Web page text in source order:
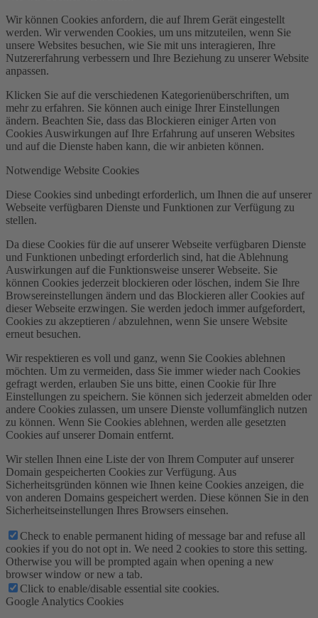
Wir können Cookies anfordern, die auf Ihrem Gerät eingestellt
werden. Wir verwenden Cookies, um uns mitzuteilen, wenn Sie
unsere Websites besuchen, wie Sie mit uns interagieren, Ihre
Nutzererfahrung verbessern und Ihre Beziehung zu unserer Website
anpassen.
Klicken Sie auf die verschiedenen Kategorienüberschriften, um
mehr zu erfahren. Sie können auch einige Ihrer Einstellungen
ändern. Beachten Sie, dass das Blockieren einiger Arten von
Cookies Auswirkungen auf Ihre Erfahrung auf unseren Websites
und auf die Dienste haben kann, die wir anbieten können.
Notwendige Website Cookies
Diese Cookies sind unbedingt erforderlich, um Ihnen die auf unserer
Webseite verfügbaren Dienste und Funktionen zur Verfügung zu
stellen.
Da diese Cookies für die auf unserer Webseite verfügbaren Dienste
und Funktionen unbedingt erforderlich sind, hat die Ablehnung
Auswirkungen auf die Funktionsweise unserer Webseite. Sie
können Cookies jederzeit blockieren oder löschen, indem Sie Ihre
Browsereinstellungen ändern und das Blockieren aller Cookies auf
dieser Webseite erzwingen. Sie werden jedoch immer aufgefordert,
Cookies zu akzeptieren / abzulehnen, wenn Sie unsere Website
erneut besuchen.
Wir respektieren es voll und ganz, wenn Sie Cookies ablehnen
möchten. Um zu vermeiden, dass Sie immer wieder nach Cookies
gefragt werden, erlauben Sie uns bitte, einen Cookie für Ihre
Einstellungen zu speichern. Sie können sich jederzeit abmelden oder
andere Cookies zulassen, um unsere Dienste vollumfänglich nutzen
zu können. Wenn Sie Cookies ablehnen, werden alle gesetzten
Cookies auf unserer Domain entfernt.
Wir stellen Ihnen eine Liste der von Ihrem Computer auf unserer
Domain gespeicherten Cookies zur Verfügung. Aus
Sicherheitsgründen können wie Ihnen keine Cookies anzeigen, die
von anderen Domains gespeichert werden. Diese können Sie in den
Sicherheitseinstellungen Ihres Browsers einsehen.
Check to enable permanent hiding of message bar and refuse all
cookies if you do not opt in. We need 2 cookies to store this setting.
Otherwise you will be prompted again when opening a new
browser window or new a tab.
Click to enable/disable essential site cookies.
Google Analytics Cookies